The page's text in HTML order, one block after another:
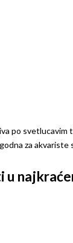
po svetlucavim
za akvariste